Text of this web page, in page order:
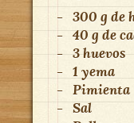
- 300 g de
- 40 g de
- 3 huevos
- 1 yema
- Pimienta
- Sal